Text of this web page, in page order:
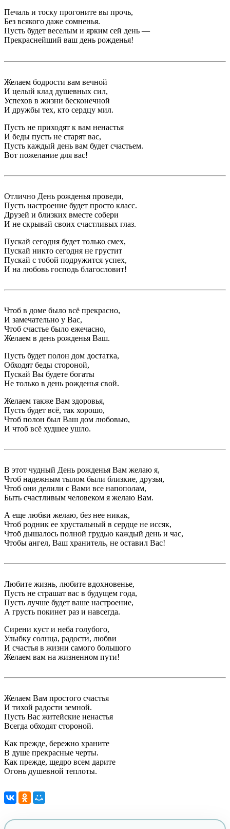
Печаль и тоску прогоните вы прочь,
Без всякого даже сомненья.
Пусть будет веселым и ярким сей день —
Прекраснейший ваш день рожденья!
Желаем бодрости вам вечной
И целый клад душевных сил,
Успехов в жизни бесконечной
И дружбы тех, кто сердцу мил.
Пусть не приходят к вам ненастья
И беды пусть не старят вас,
Пусть каждый день вам будет счастьем.
Вот пожелание для вас!
Отлично День рожденья проведи,
Пусть настроение будет просто класс.
Друзей и близких вместе собери
И не скрывай своих счастливых глаз.
Пускай сегодня будет только смех,
Пускай никто сегодня не грустит
Пускай с тобой подружится успех,
И на любовь господь благословит!
Чтоб в доме было всё прекрасно,
И замечательно у Вас,
Чтоб счастье было ежечасно,
Желаем в день рожденья Ваш.
Пусть будет полон дом достатка,
Обходят беды стороной,
Пускай Вы будете богаты
Не только в день рожденья свой.
Желаем также Вам здоровья,
Пусть будет всё, так хорошо,
Чтоб полон был Ваш дом любовью,
И чтоб всё худшее ушло.
В этот чудный День рожденья Вам желаю я,
Чтоб надежным тылом были близкие, друзья,
Чтоб они делили с Вами все напополам,
Быть счастливым человеком я желаю Вам.
А еще любви желаю, без нее никак,
Чтоб родник ее хрустальный в сердце не иссяк,
Чтоб дышалось полной грудью каждый день и час,
Чтобы ангел, Ваш хранитель, не оставил Вас!
Любите жизнь, любите вдохновенье,
Пусть не страшат вас в будущем года,
Пусть лучше будет ваше настроение,
А грусть покинет раз и навсегда.
Сирени куст и неба голубого,
Улыбку солнца, радости, любви
И счастья в жизни самого большого
Желаем вам на жизненном пути!
Желаем Вам простого счастья
И тихой радости земной.
Пусть Вас житейские ненастья
Всегда обходят стороной.
Как прежде, бережно храните
В душе прекрасные черты.
Как прежде, щедро всем дарите
Огонь душевной теплоты.